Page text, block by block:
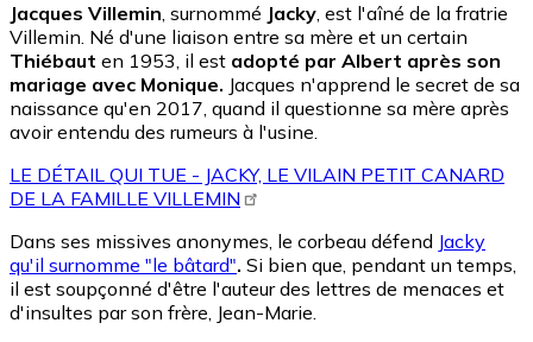
Jacques Villemin, surnommé Jacky, est l'aîné de la fratrie
Villemin. Né d'une liaison entre sa mère et un certain
Thiébaut en 1953, il est adopté par Albert après son
mariage avec Monique. Jacques n'apprend le secret de sa
naissance qu'en 2017, quand il questionne sa mère après
avoir entendu des rumeurs à l'usine.
LE DÉTAIL QUI TUE - JACKY, LE VILAIN PETIT CANARD
DE LA FAMILLE VILLEMIN
Dans ses missives anonymes, le corbeau défend Jacky
qu'il surnomme "le bâtard". Si bien que, pendant un temps,
il est soupçonné d'être l'auteur des lettres de menaces et
d'insultes par son frère, Jean-Marie.